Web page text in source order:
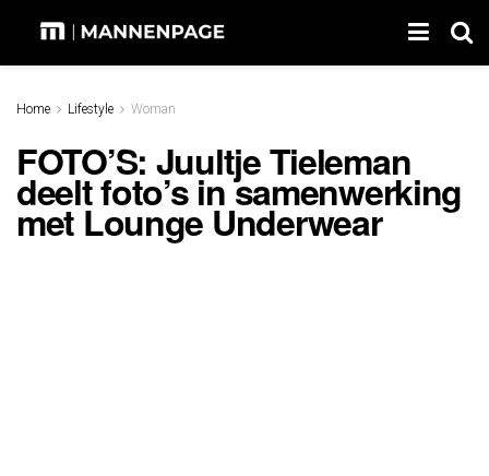
Home Lifestyle Woman
FOTO’S: Juultje Tieleman
deelt foto’s in samenwerking
met Lounge Underwear